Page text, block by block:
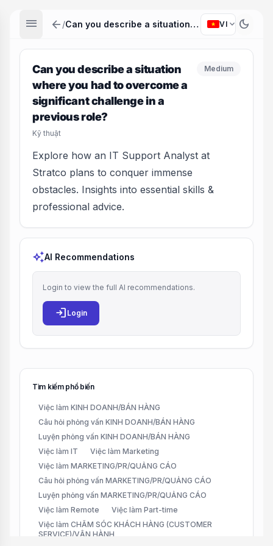
menu arrow_back / Can you describe a situation where you had to overcome a significant challenge in a previous role? VI expand_more dark_mode
Can you describe a situation
where you had to overcome a
significant challenge in a
previous role?
Kỹ thuật
Medium
Explore how an IT Support Analyst at
Stratco plans to conquer immense
obstacles. Insights into essential skills &
professional advice.
auto_awesomeAI Recommendations
Login to view the full AI recommendations.
login Login
Tìm kiếm phổ biến
Việc làm KINH DOANH/BÁN HÀNG
Câu hỏi phỏng vấn KINH DOANH/BÁN HÀNG
Luyện phỏng vấn KINH DOANH/BÁN HÀNG
Việc làm IT
Việc làm Marketing
Việc làm MARKETING/PR/QUẢNG CÁO
Câu hỏi phỏng vấn MARKETING/PR/QUẢNG CÁO
Luyện phỏng vấn MARKETING/PR/QUẢNG CÁO
Việc làm Remote
Việc làm Part-time
Việc làm CHĂM SÓC KHÁCH HÀNG (CUSTOMER
SERVICE)/VẬN HÀNH